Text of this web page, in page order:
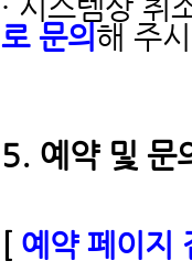
로 문의해 주
5. 예약 및 문
[ 예약 페이지